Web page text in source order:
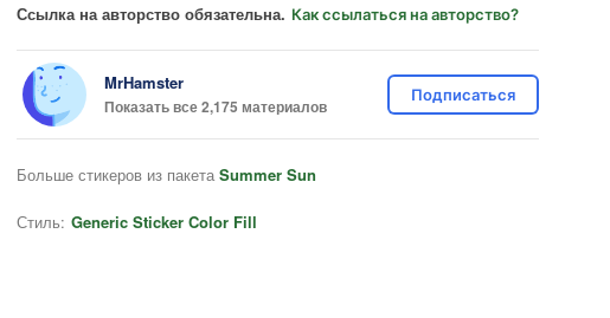
Ссылка на авторство обязательна. Как ссылаться на авторство?
MrHamster
Показать все 2,175 материалов
Подписаться
Больше стикеров из пакета Summer Sun
Стиль: Generic Sticker Color Fill